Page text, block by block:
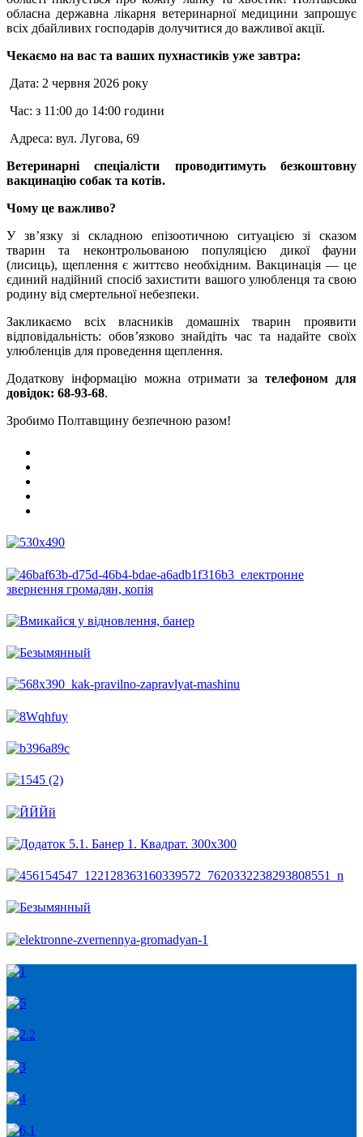
обласна державна лікарня ветеринарної медицини запрошує
всіх дбайливих господарів долучитися до важливої акції.
Чекаємо на вас та ваших пухнастиків уже завтра:
Дата: 2 червня 2026 року
Час: з 11:00 до 14:00 години
Адреса: вул. Лугова, 69
Ветеринарні спеціалісти проводитимуть безкоштовну
вакцинацію собак та котів.
Чому це важливо?
У зв’язку зі складною епізоотичною ситуацією зі сказом
тварин та неконтрольованою популяцією дикої фауни
(лисиць), щеплення є життєво необхідним. Вакцинація — це
єдиний надійний спосіб захистити вашого улюбленця та свою
родину від смертельної небезпеки.
Закликаємо всіх власників домашніх тварин проявити
відповідальність: обов’язково знайдіть час та надайте своїх
улюбленців для проведення щеплення.
Додаткову інформацію можна отримати зателефоном для
довідок: 68-93-68.
Зробимо Полтавщину безпечною разом!